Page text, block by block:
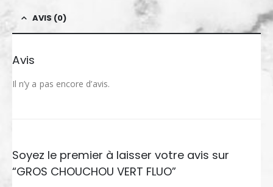
AVIS (0)
Avis
Il n’y a pas encore d’avis.
Soyez le premier à laisser votre avis sur
“GROS CHOUCHOU VERT FLUO”